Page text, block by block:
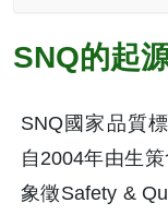
SNQ的起
SNQ國家品質
自2004年由生
象徵Safety &